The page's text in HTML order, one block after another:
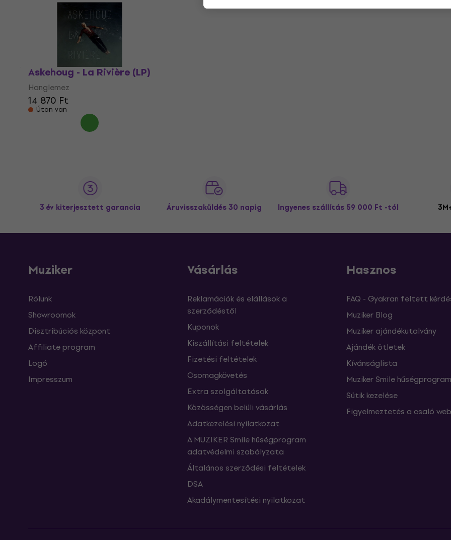
Askehoug - La Rivière (LP)
Hanglemez
14 870 Ft
Úton van
3 év kiterjesztett garancia Áruvisszaküldés 30 napig Ingyenes szállítás 59 000 Ft -tól
Muziker
Rólunk
Showroomok
Disztribúciós központ
Affiliate program
Logó
Impresszum
Vásárlás
Reklamációk és elállások a
szerződéstől
Kuponok
Kiszállítási feltételek
Fizetési feltételek
Csomagkövetés
Extra szolgáltatások
Közösségen belüli vásárlás
Adatkezelési nyilatkozat
A MUZIKER Smile hűségprogram
adatvédelmi szabályzata
Általános szerződési feltételek
DSA
Akadálymentesítési nyilatkozat
Hasznos
FAQ - Gyakran feltett
Muziker Blog
Muziker ajándékutalvány
Ajándék ötletek
Kívánságlista
Muziker Smile hűségprogram
Sütik kezelése
Figyelmeztetés a csaló